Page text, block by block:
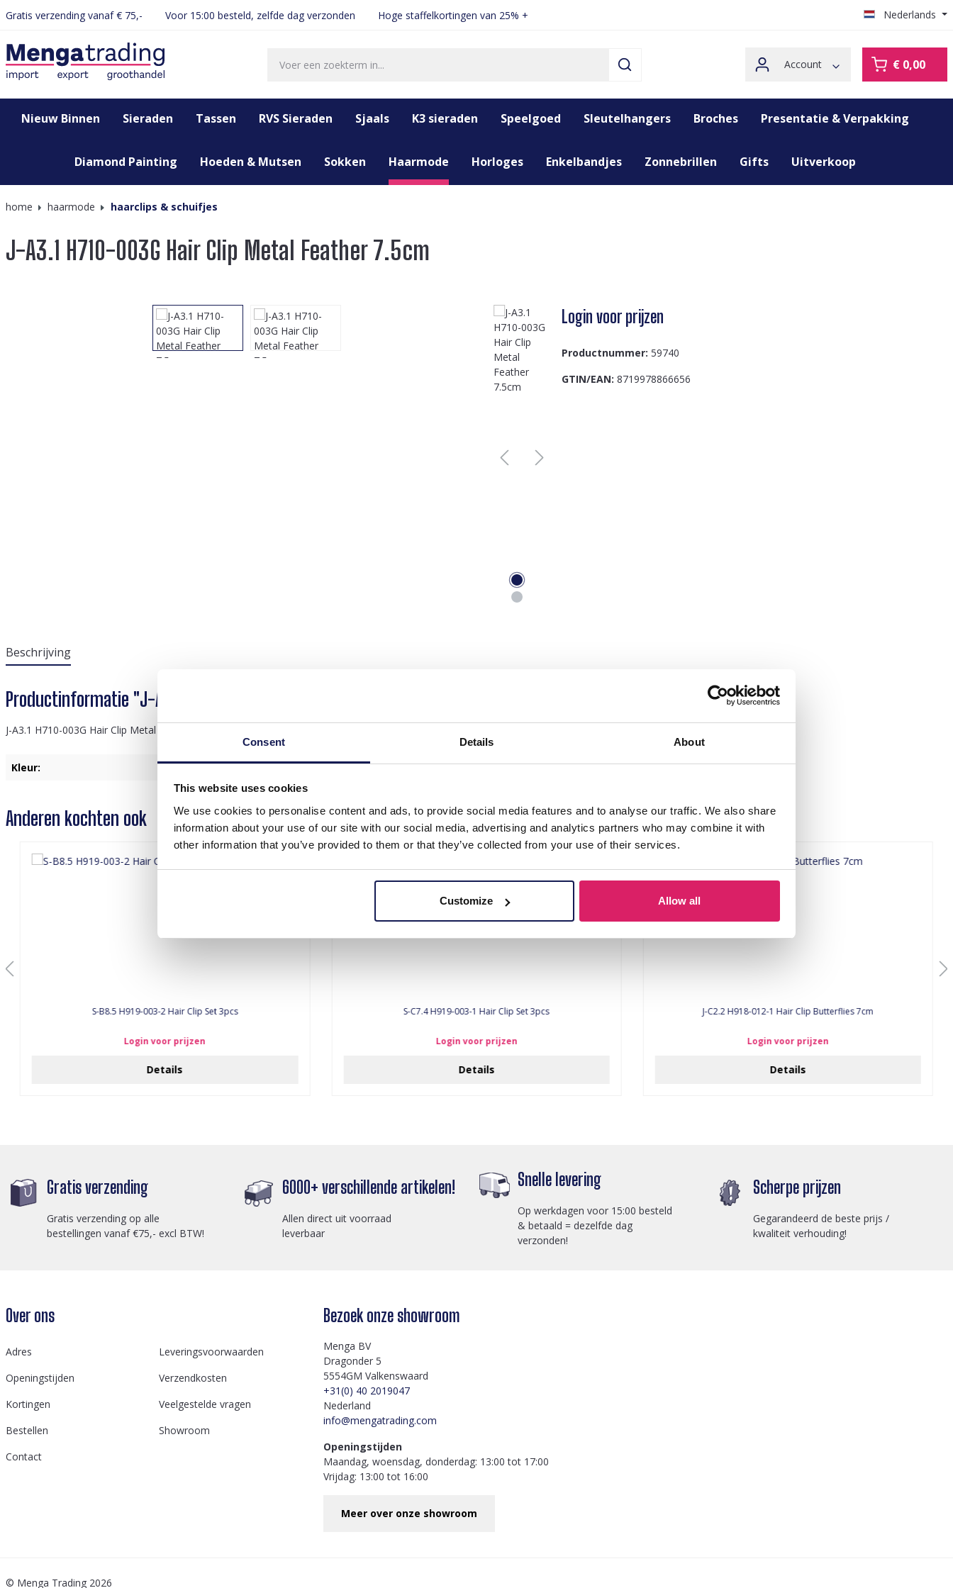
Consent Details About
This website uses cookies
We use cookies to personalise content and ads, to provide social media features and to analyse our traffic. We also share
information about your use of our site with our social media, advertising and analytics partners who may combine it with
other information that you’ve provided to them or that they’ve collected from your use of their services.
Customize Allow all
Ga naar de hoofdnavigatie
Gratis verzending vanaf € 75,- Voor 15:00 besteld, zelfde dag verzonden Hoge staffelkortingen van 25% + Nederlands
Account € 0,00
Nieuw Binnen Sieraden Tassen RVS Sieraden Sjaals K3 sieraden Speelgoed Sleutelhangers Broches Presentatie & Verpakking
Diamond Painting Hoeden & Mutsen Sokken Haarmode Horloges Enkelbandjes Zonnebrillen Gifts Uitverkoop
home haarmode haarclips & schuifjes
J-A3.1 H710-003G Hair Clip Metal Feather 7.5cm
Login voor prijzen
Productnummer: 59740
GTIN/EAN: 8719978866656
Beschrijving
Productinformatie "J-A3.1 H710-003G Hair Clip Metal Feather 7.5cm"
J-A3.1 H710-003G Hair Clip Metal Feather 7.5cm
Kleur: Goud
Anderen kochten ook
S-B8.5 H919-003-2 Hair Clip Set 3pcs
Login voor prijzen
Details
S-C7.4 H919-003-1 Hair Clip Set 3pcs
Login voor prijzen
Details
J-C2.2 H918-012-1 Hair Clip Butterflies 7cm
Login voor prijzen
Details
Gratis verzending
Gratis verzending op alle
bestellingen vanaf €75,- excl BTW!
6000+ verschillende artikelen!
Allen direct uit voorraad
leverbaar
Snelle levering
Op werkdagen voor 15:00 besteld
& betaald = dezelfde dag
verzonden!
Scherpe prijzen
Gegarandeerd de beste prijs /
kwaliteit verhouding!
Over ons
Adres
Leveringsvoorwaarden
Openingstijden
Verzendkosten
Kortingen
Veelgestelde vragen
Bestellen
Showroom
Contact
Bezoek onze showroom
Menga BV
Dragonder 5
5554GM Valkenswaard
+31(0) 40 2019047
Nederland
info@mengatrading.com
Openingstijden
Maandag, woensdag, donderdag: 13:00 tot 17:00
Vrijdag: 13:00 tot 16:00
Meer over onze showroom
© Menga Trading 2026